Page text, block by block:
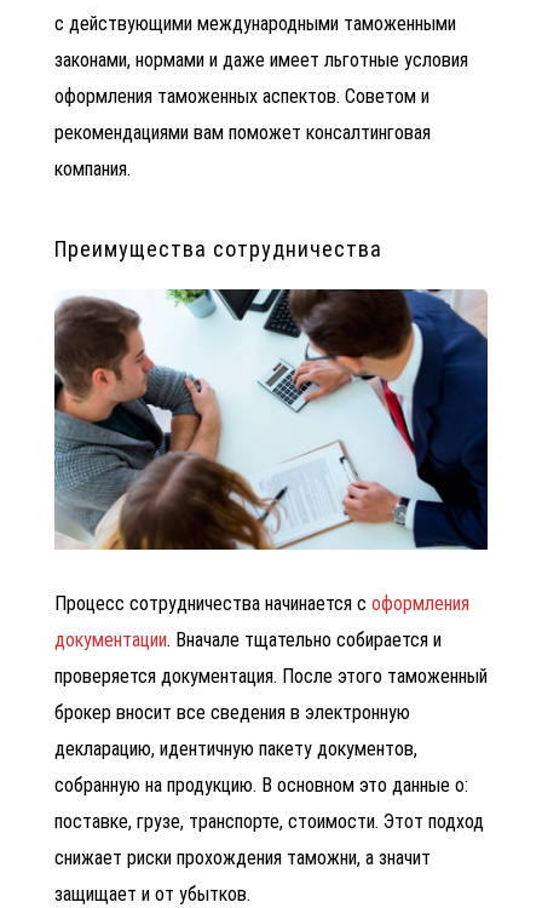
с действующими международными таможенными
законами, нормами и даже имеет льготные условия
оформления таможенных аспектов. Советом и
рекомендациями вам поможет консалтинговая
компания.
Преимущества сотрудничества
Процесс сотрудничества начинается с оформления
документации. Вначале тщательно собирается и
проверяется документация. После этого таможенный
брокер вносит все сведения в электронную
декларацию, идентичную пакету документов,
собранную на продукцию. В основном это данные о:
поставке, грузе, транспорте, стоимости. Этот подход
снижает риски прохождения таможни, а значит
защищает и от убытков.